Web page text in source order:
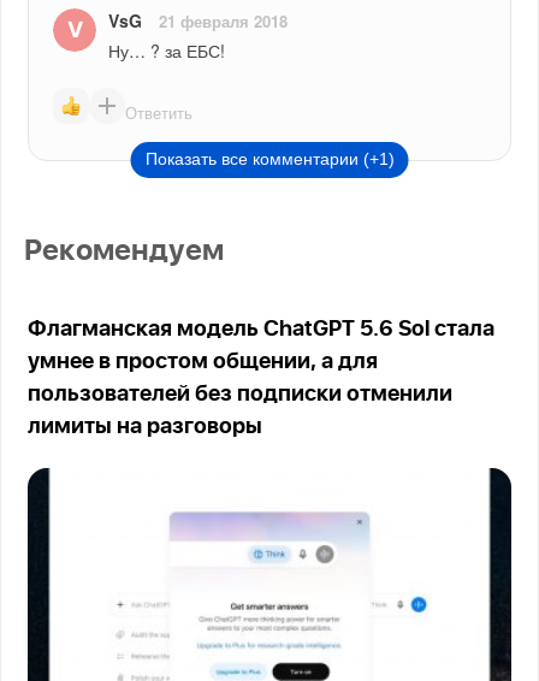
VsG 21 февраля 2018
Ну… ? за ЕБС!
Ответить
Показать все комментарии (+1)
Рекомендуем
Флагманская модель ChatGPT 5.6 Sol стала
умнее в простом общении, а для
пользователей без подписки отменили
лимиты на разговоры